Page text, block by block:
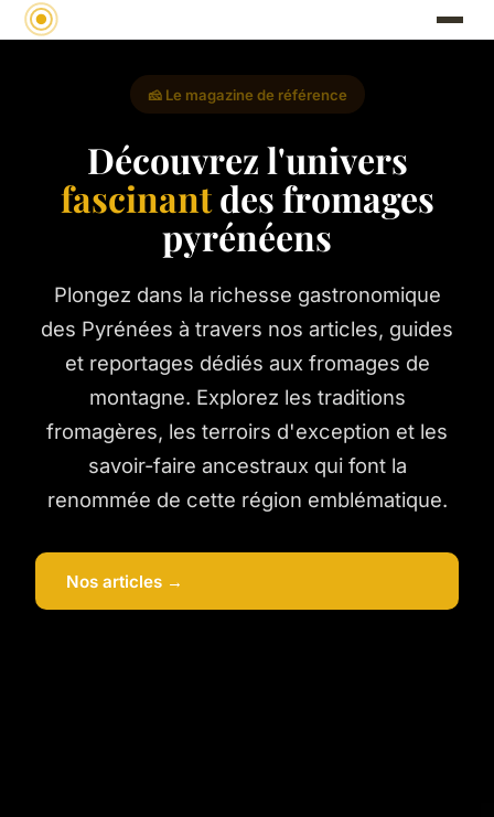
🧀 Le magazine de référence
Découvrez l'univers
fascinantdes fromages
pyrénéens
Plongez dans la richesse gastronomique
des Pyrénées à travers nos articles, guides
et reportages dédiés aux fromages de
montagne. Explorez les traditions
fromagères, les terroirs d'exception et les
savoir-faire ancestraux qui font la
renommée de cette région emblématique.
Nos articles →